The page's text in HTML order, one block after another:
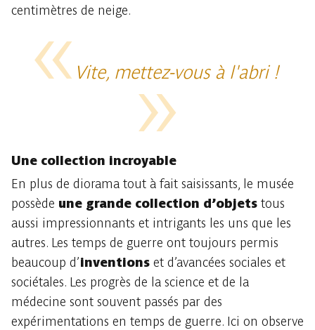
centimètres de neige.
Vite, mettez-vous à l'abri !
Une collection incroyable
En plus de diorama tout à fait saisissants, le musée
possède une grande collection d’objets tous
aussi impressionnants et intrigants les uns que les
autres. Les temps de guerre ont toujours permis
beaucoup d’inventions et d’avancées sociales et
sociétales. Les progrès de la science et de la
médecine sont souvent passés par des
expérimentations en temps de guerre. Ici on observe